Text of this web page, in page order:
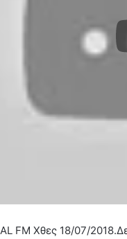
FM Χθες 18/07/